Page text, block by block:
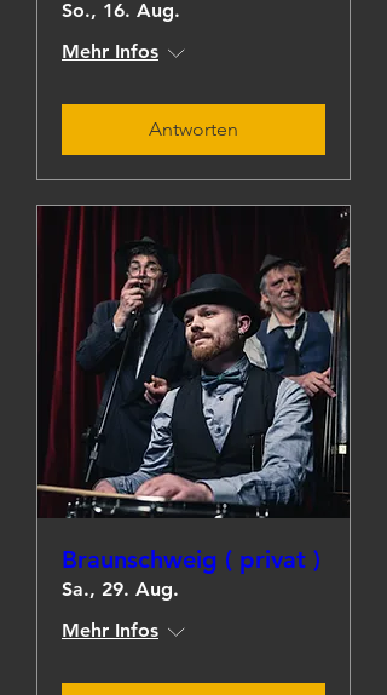
So., 16. Aug.
Mehr Infos
Antworten
Braunschweig ( privat )
Sa., 29. Aug.
Mehr Infos